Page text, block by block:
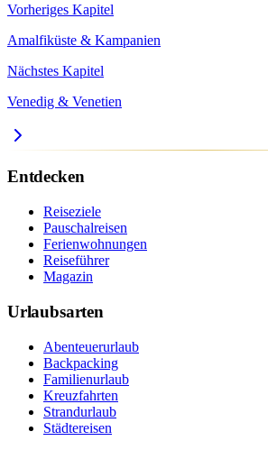
Vorheriges Kapitel
Amalfiküste & Kampanien
Nächstes Kapitel
Venedig & Venetien
Entdecken
Reiseziele
Pauschalreisen
Ferienwohnungen
Reiseführer
Magazin
Urlaubsarten
Abenteuerurlaub
Backpacking
Familienurlaub
Kreuzfahrten
Strandurlaub
Städtereisen